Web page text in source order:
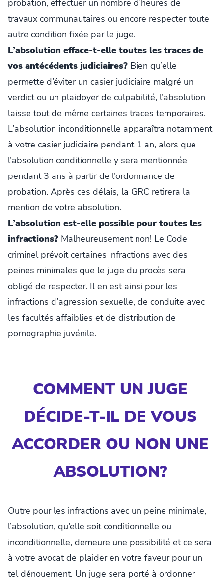
probation, effectuer un nombre d’heures de
travaux communautaires ou encore respecter toute
autre condition fixée par le juge.
L’absolution efface-t-elle toutes les traces de
vos antécédents judiciaires? Bien qu’elle
permette d’éviter un casier judiciaire malgré un
verdict ou un plaidoyer de culpabilité, l’absolution
laisse tout de même certaines traces temporaires.
L’absolution inconditionnelle apparaîtra notamment
à votre casier judiciaire pendant 1 an, alors que
l’absolution conditionnelle y sera mentionnée
pendant 3 ans à partir de l’ordonnance de
probation. Après ces délais, la GRC retirera la
mention de votre absolution.
L’absolution est-elle possible pour toutes les
infractions? Malheureusement non! Le Code
criminel prévoit certaines infractions avec des
peines minimales que le juge du procès sera
obligé de respecter. Il en est ainsi pour les
infractions d’agression sexuelle, de conduite avec
les facultés affaiblies et de distribution de
pornographie juvénile.
COMMENT UN JUGE
DÉCIDE-T-IL DE VOUS
ACCORDER OU NON UNE
ABSOLUTION?
Outre pour les infractions avec un peine minimale,
l’absolution, qu’elle soit conditionnelle ou
inconditionnelle, demeure une possibilité et ce sera
à votre avocat de plaider en votre faveur pour un
tel dénouement. Un juge sera porté à ordonner